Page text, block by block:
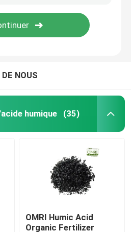
NOUS
humique (35)
OMRI Humic Acid
Organic Fertilizer